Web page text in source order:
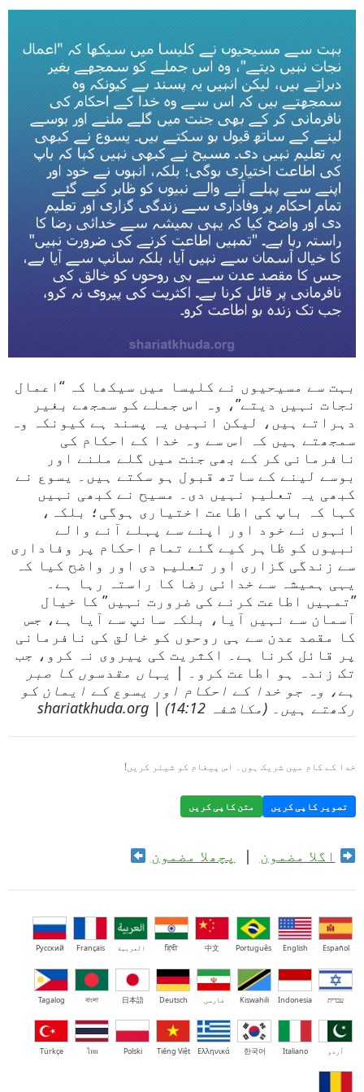
بہت سے مسیحیوں نے کلیسا میں سیکھا کہ “اعمال
نجات نہیں دیتے”، وہ اس جملے کو سمجھے بغیر
دہراتے ہیں، لیکن انہیں یہ پسند ہے کیونکہ وہ
سمجھتے ہیں کہ اس سے وہ خدا کے احکام کی
نافرمانی کر کے بھی جنت میں گلے ملنے اور
بوسے لینے کے ساتھ قبول ہو سکتے ہیں۔ یسوع نے
کبھی یہ تعلیم نہیں دی۔ مسیح نے کبھی نہیں
کہا کہ باپ کی اطاعت اختیاری ہوگی؛ بلکہ،
انہوں نے خود اور اپنے سے پہلے آنے والے
نبیوں کو ظاہر کیے گئے تمام احکام پر وفاداری
سے زندگی گزاری اور تعلیم دی اور واضح کیا کہ
یہی ہمیشہ سے خدائی رضا کا راستہ رہا ہے۔
”تمہیں اطاعت کرنے کی ضرورت نہیں” کا خیال
آسمان سے نہیں آیا، بلکہ سانپ سے آیا ہے، جس
کا مقصد عدن سے ہی روحوں کو خالق کی نافرمانی
پر قائل کرنا ہے۔ اکثریت کی پیروی نہ کرو، جب
تک زندہ ہو اطاعت کرو۔ | یہاں مقدسوں کا صبر
ہے، وہ جو خدا کے احکام اور یسوع کے ایمان کو
رکھتے ہیں۔ (مکاشفہ 14:12) | shariatkhuda.org
خدا کے کام میں شریک ہوں۔ اس پیغام کو شیئر کریں!
تصویر کاپی کریں متن کاپی کریں
اگلا مضمون | پچھلا مضمون
Español
English
Português
中文
हिंदी العربية Français
Русский
עברית Indonesia
Kiswahili فارسی Deutsch
日本語
বাংলা
Tagalog
اُردو Italiano
한국어
Ελληνικά
Tiếng Việt
Polski
ไทย
Türkçe